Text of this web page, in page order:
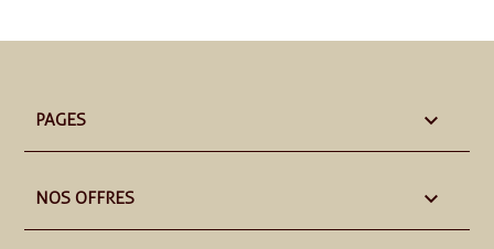
PAGES 
NOS OFFRES 